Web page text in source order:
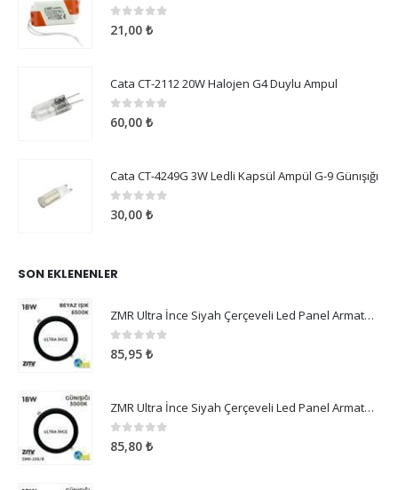
05 üzerinden
21,00 ₺
Cata CT-2112 20W Halojen G4 Duylu Ampul
05 üzerinden
60,00 ₺
Cata CT-4249G 3W Ledli Kapsül Ampül G-9 Günışığı
05 üzerinden
30,00 ₺
SON EKLENENLER
ZMR Ultra İnce Siyah Çerçeveli Led Panel Armatür 18W Beyaz Işık
05 üzerinden
85,95 ₺
ZMR Ultra İnce Siyah Çerçeveli Led Panel Armatür 18W Günışığı
05 üzerinden
85,80 ₺